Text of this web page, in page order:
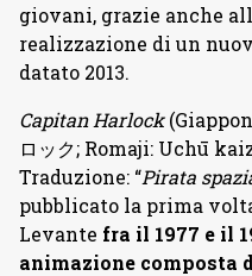
giovani, grazie anche
realizzazione di un
datato 2013.
Capitan Harlock
ロック; Romaji: Uchū
Traduzione: “Pirata
pubblicato la prima
Levante fra il 1977 e il
animazione composta